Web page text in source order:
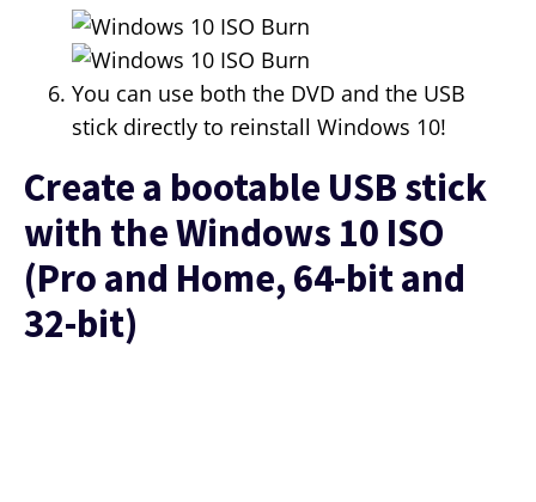
You can use both the DVD and the USB
stick directly to reinstall Windows 10!
Create a bootable USB stick
with the Windows 10 ISO
(Pro and Home, 64-bit and
32-bit)